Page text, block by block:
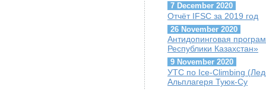
7 December 2020
Отчёт IFSC за 2019 год
26 November 2020
Антидопинговая
Республики Казахстан»
9 November 2020
УТС по Ice-Climbing
Альплагеря Туюк-Су